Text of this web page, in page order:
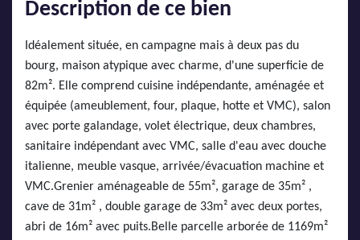
Description de ce bien
Idéalement située, en campagne mais à deux pas du
bourg, maison atypique avec charme, d'une superficie de
82m². Elle comprend cuisine indépendante, aménagée et
équipée (ameublement, four, plaque, hotte et VMC), salon
avec porte galandage, volet électrique, deux chambres,
sanitaire indépendant avec VMC, salle d'eau avec douche
italienne, meuble vasque, arrivée/évacuation machine et
VMC.Grenier aménageable de 55m², garage de 35m² ,
cave de 31m² , double garage de 33m² avec deux portes,
abri de 16m² avec puits.Belle parcelle arborée de 1169m²